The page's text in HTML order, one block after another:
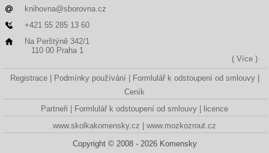
knihovna@sborovna.cz
+421 55 285 13 60
Na Perštýně 342/1
110 00 Praha 1
( Více )
Registrace Podmínky používání
Formlulář k odstoupení od smlouvy
Ceník
Partneři
Formlulář k odstoupení od smlouvy
licence
www.skolkakomensky.cz
www.mozkozrout.cz
Copyright © 2008 - 2026 Komensky